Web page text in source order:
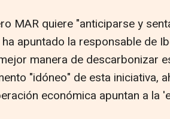
MAR quiere "anticiparse y
apuntado la responsable de
manera de descarbonizar
"idóneo" de esta iniciativa,
económica apuntan a la